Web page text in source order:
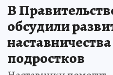
В
обсудили
подростков